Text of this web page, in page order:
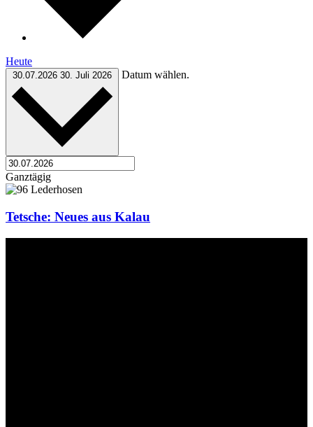
Heute
30.07.2026 30. Juli 2026 Datum wählen.
Ganztägig
Tetsche: Neues aus Kalau